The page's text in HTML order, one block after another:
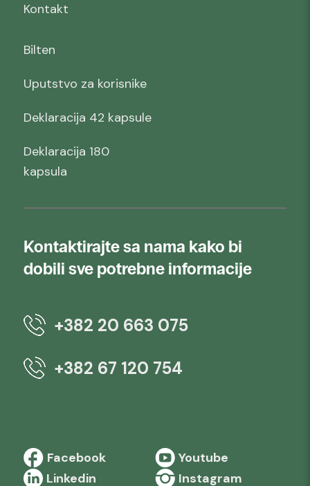
Kontakt
Bilten
Uputstvo za korisnike
Deklaracija 42 kapsule
Deklaracija 180
kapsula
Kontaktirajte sa nama kako bi
dobili sve potrebne informacije
+382 20 663 075
+382 67 120 754
Facebook
Youtube
Linkedin
Instagram